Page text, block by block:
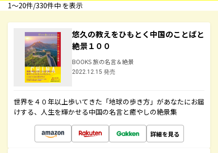
1〜20件/330件中 を表示
悠久の教えをひもとく中国のことばと
絶景１００
BOOKS 旅の名言＆絶景
2022.12.15 発売
世界を４０年以上歩いてきた「地球の歩き方」があなたにお届
けする、人生を輝かせる中国の名言と癒やしの絶景集
詳細を見る